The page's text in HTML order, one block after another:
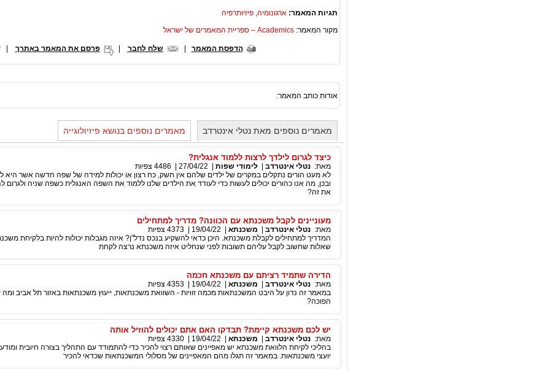
תגיות המאמר: ארגונומיה, פיזיותרפיה
מקור המאמר: Academics – ספריית המאמרים של ישראל
הדפסת המאמר שלח לחבר פרסם את המאמר באתרך |
אודות כותב המאמר:
מאמרים נוספים מאת נטלי אינטרדב מאמרים נוספים בנושא פיזיולוגייה
כיצד לגרום לילדך לרצות ללמוד אנגלית?
מאת: נטלי אינטרדב לימודי שפות 27/04/22
4486 צפיות
לא מעט הורים נתקלים במקרים של ילדים שלהם אין חשק, כח רצון או יכולות למידה של שפה חדשה אשר
ובכן, מה אנו כהורים יכולים לעשות כדי לעודד את הילדים שלנו ללמוד את השפה האנגלית כשפה שניה ולגרום
את זה?
מעוניינים לקבל משכנתא עם הכוונה? מדריך למתחילים
מאת: נטלי אינטרדב משכנתא 19/04/22
4373 צפיות
המדריך למתחילים לקבלת משכנתא. היכן כדאי להשקיע בנכס נדל"ן? איזה מגבלות יכולות להיות בלקיחת
שאלות שחשוב לקבל עליהם תשובות לפני שנחליט איזה משכנתא נרצה לקחת
הדירה שתמיד רציתם עם משכנתא חכמה
מאת: נטלי אינטרדב משכנתא 19/04/22
4353 צפיות
במאמר זה נדון על היבט המשכנתאות מכמה זוויות - השוואת משכנתאות, ייעוץ משכנתאות באזור תל אביב
הפוכה?
יש לכם משכנתא קיימת? תבדקו האם אתם יכולים להוזיל אותה
מאת: נטלי אינטרדב משכנתא 19/04/22
4330 צפיות
בהליכי לקיחת הלוואת משכנתא יש מאפיינים שאותם רצוי להכיר כדי להתמודד עם התהליך בצורה חיובית
יועצי משכנתאות. במאמר זה תגלו מהם המאפיינים של מסלולי המשכנתאות שכדאי להכיר